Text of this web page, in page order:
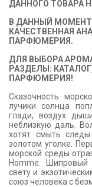
ДАННОГО ТОВАРА
В ДАННЫЙ МОМЕНТ
КАЧЕСТВЕННАЯ
ПАРФЮМЕРИЯ.
ДЛЯ ВЫБОРА
РАЗДЕЛЫ:
ПАРФЮМЕРИЯ!
Сказочность
лучики солнца
глади, воздух
неблизкую даль.
хотят смыть
золотом уголке.
морской среды
Homme. Шипровый
свету и
союз человека с